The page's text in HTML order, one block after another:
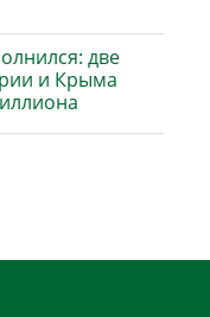
две
и Крыма